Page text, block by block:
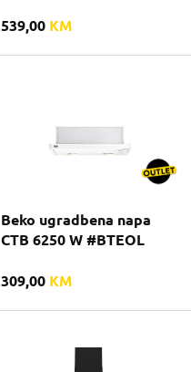
539,00 KM
Beko ugradbena napa
CTB 6250 W #BTEOL
309,00 KM